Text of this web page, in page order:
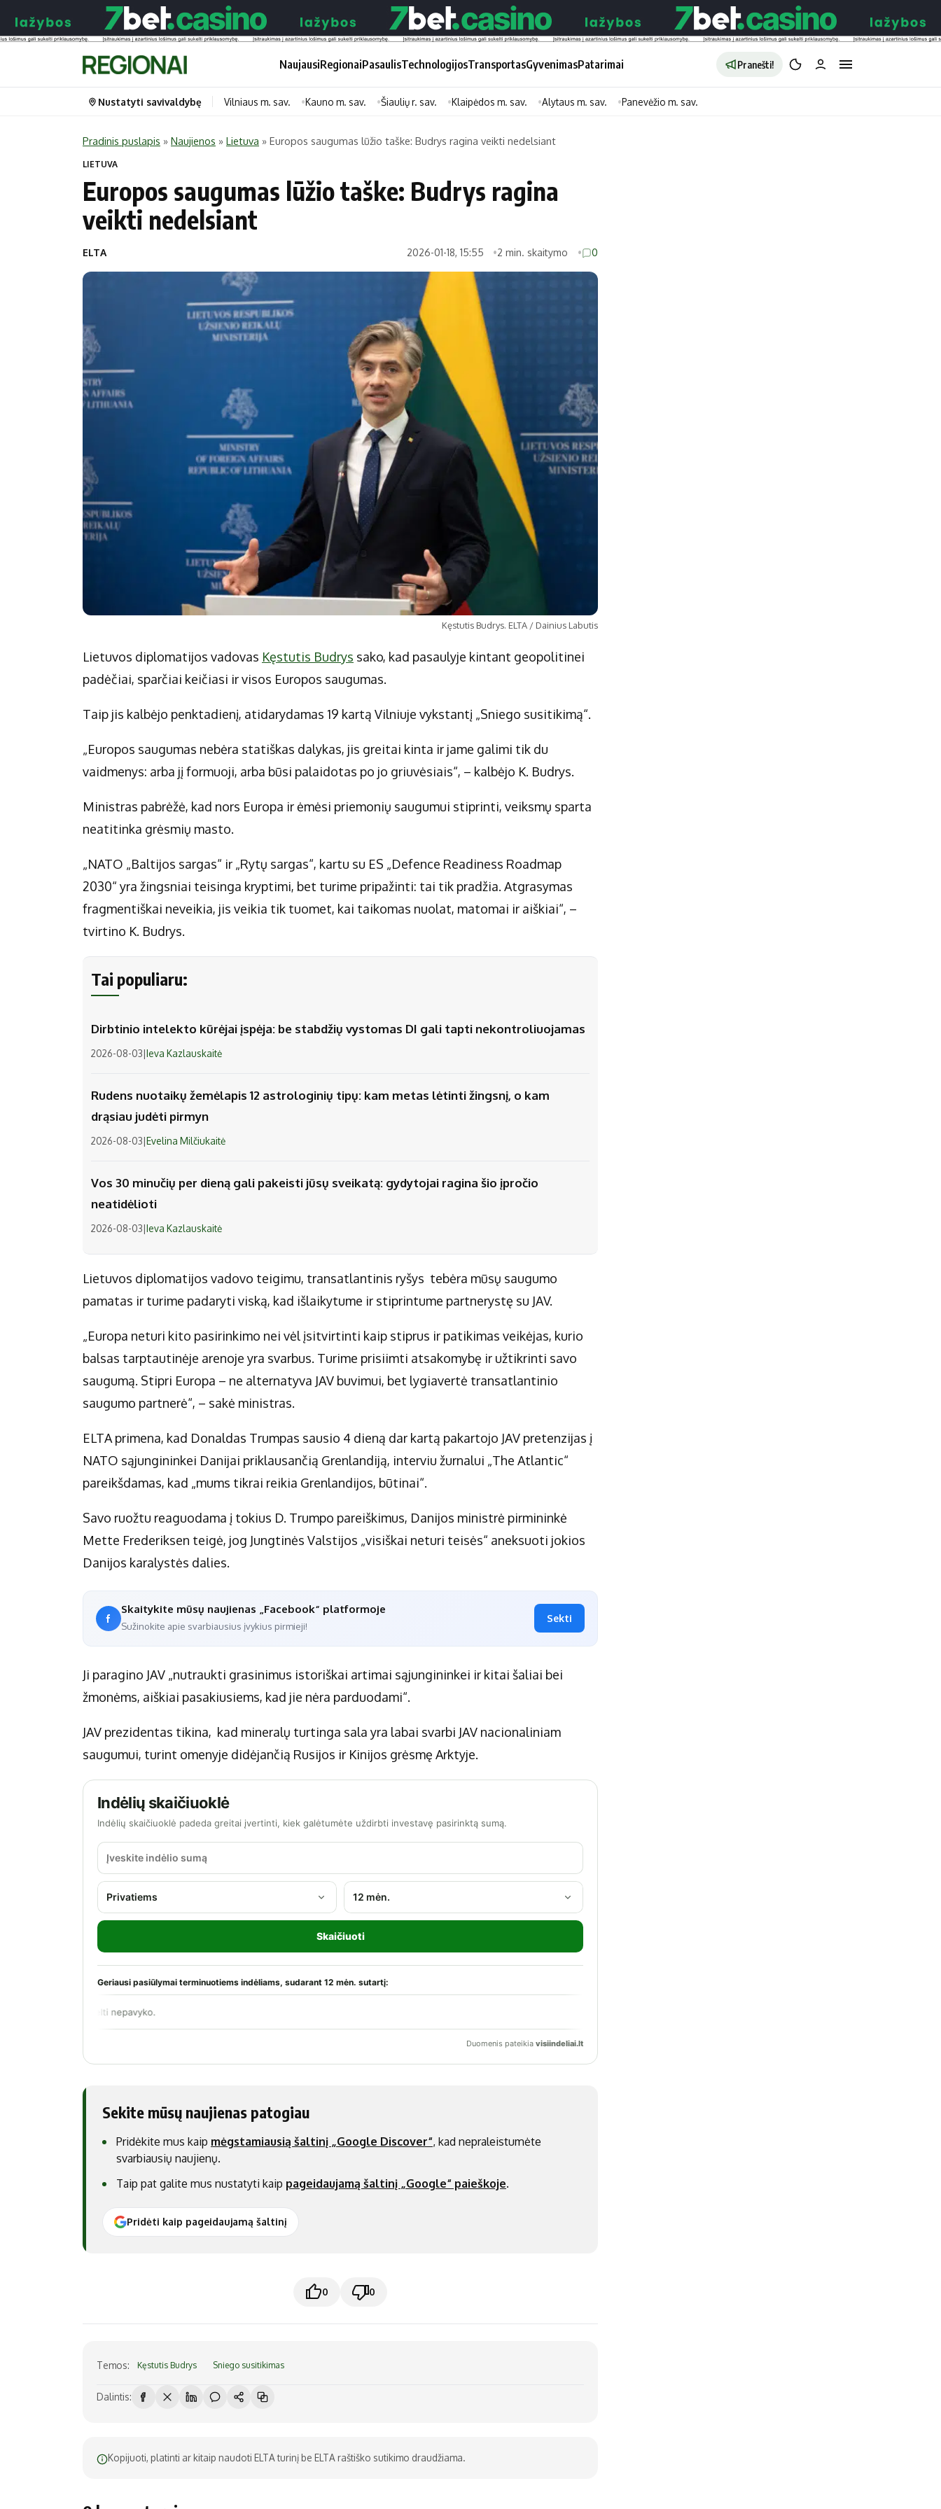
NaujausiRegionaiPasaulisTechnologijosTransportasGyvenimasPatarimai Pranešti!
Portalas
Pradinis puslapis
Savivaldybės
Regionai
Lietuva
Politika
Patarimai
Dirbtinis intelektas
Gineso rekordai
Transportas
Gyvenimas
Maistas
Sveikata
Technologijos
Ekonomikos naujienos
Vilniaus miesto
Panevėžio miesto
Šiaulių miesto
Alytaus miesto
Marijampolės
Vilkaviškio rajono
Tauragės rajono
Nustatyti savivaldybę Vilniaus m. sav. Kauno m. sav. Šiaulių r. sav. Klaipėdos m. sav. Alytaus m. sav. Panevėžio m. sav.
Pradinis puslapis » Naujienos » Lietuva » Europos saugumas lūžio taške: Budrys ragina veikti nedelsiant
LIETUVA
Europos saugumas lūžio taške: Budrys ragina
veikti nedelsiant
ELTA 2026-01-18, 15:55 2 min. skaitymo 0
Kęstutis Budrys. ELTA / Dainius Labutis
Lietuvos diplomatijos vadovas Kęstutis Budrys sako, kad pasaulyje kintant geopolitinei
padėčiai, sparčiai keičiasi ir visos Europos saugumas.
Taip jis kalbėjo penktadienį, atidarydamas 19 kartą Vilniuje vykstantį „Sniego susitikimą“.
„Europos saugumas nebėra statiškas dalykas, jis greitai kinta ir jame galimi tik du
vaidmenys: arba jį formuoji, arba būsi palaidotas po jo griuvėsiais“, – kalbėjo K. Budrys.
Ministras pabrėžė, kad nors Europa ir ėmėsi priemonių saugumui stiprinti, veiksmų sparta
neatitinka grėsmių masto.
„NATO „Baltijos sargas“ ir „Rytų sargas“, kartu su ES „Defence Readiness Roadmap
2030“ yra žingsniai teisinga kryptimi, bet turime pripažinti: tai tik pradžia. Atgrasymas
fragmentiškai neveikia, jis veikia tik tuomet, kai taikomas nuolat, matomai ir aiškiai“, –
tvirtino K. Budrys.
Tai populiaru:
Dirbtinio intelekto kūrėjai įspėja: be stabdžių vystomas DI gali tapti nekontroliuojamas
2026-08-03|Ieva Kazlauskaitė
Rudens nuotaikų žemėlapis 12 astrologinių tipų: kam metas lėtinti žingsnį, o kam
drąsiau judėti pirmyn
2026-08-03|Evelina Milčiukaitė
Vos 30 minučių per dieną gali pakeisti jūsų sveikatą: gydytojai ragina šio įpročio
neatidėlioti
2026-08-03|Ieva Kazlauskaitė
Lietuvos diplomatijos vadovo teigimu, transatlantinis ryšys tebėra mūsų saugumo
pamatas ir turime padaryti viską, kad išlaikytume ir stiprintume partnerystę su JAV.
„Europa neturi kito pasirinkimo nei vėl įsitvirtinti kaip stiprus ir patikimas veikėjas, kurio
balsas tarptautinėje arenoje yra svarbus. Turime prisiimti atsakomybę ir užtikrinti savo
saugumą. Stipri Europa – ne alternatyva JAV buvimui, bet lygiavertė transatlantinio
saugumo partnerė“, – sakė ministras.
ELTA primena, kad Donaldas Trumpas sausio 4 dieną dar kartą pakartojo JAV pretenzijas į
NATO sąjungininkei Danijai priklausančią Grenlandiją, interviu žurnalui „The Atlantic“
pareikšdamas, kad „mums tikrai reikia Grenlandijos, būtinai“.
Savo ruožtu reaguodama į tokius D. Trumpo pareiškimus, Danijos ministrė pirmininkė
Mette Frederiksen teigė, jog Jungtinės Valstijos „visiškai neturi teisės“ aneksuoti jokios
Danijos karalystės dalies.
Skaitykite mūsų naujienas „Facebook“ platformoje
Sužinokite apie svarbiausius įvykius pirmieji!
Sekti
Ji paragino JAV „nutraukti grasinimus istoriškai artimai sąjungininkei ir kitai šaliai bei
žmonėms, aiškiai pasakiusiems, kad jie nėra parduodami“.
JAV prezidentas tikina, kad mineralų turtinga sala yra labai svarbi JAV nacionaliniam
saugumui, turint omenyje didėjančią Rusijos ir Kinijos grėsmę Arktyje.
Sekite mūsų naujienas patogiau
Pridėkite mus kaip mėgstamiausią šaltinį „Google Discover“, kad nepraleistumėte
svarbiausių naujienų.
Taip pat galite mus nustatyti kaip pageidaujamą šaltinį „Google“ paieškoje.
Pridėti kaip pageidaujamą šaltinį
0 0
Temos: Kęstutis Budrys Sniego susitikimas
Dalintis:
Kopijuoti, platinti ar kitaip naudoti ELTA turinį be ELTA raštiško sutikimo draudžiama.